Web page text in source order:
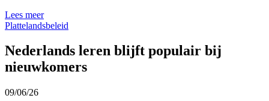
Lees meer
Plattelandsbeleid
Nederlands leren blijft populair bij
nieuwkomers
09/06/26